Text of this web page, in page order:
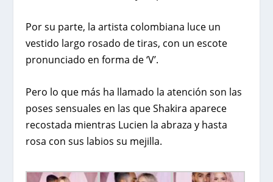
Por su parte, la artista colombiana luce un
vestido largo rosado de tiras, con un escote
pronunciado en forma de ‘V’.
Pero lo que más ha llamado la atención son las
poses sensuales en las que Shakira aparece
recostada mientras Lucien la abraza y hasta
rosa con sus labios su mejilla.